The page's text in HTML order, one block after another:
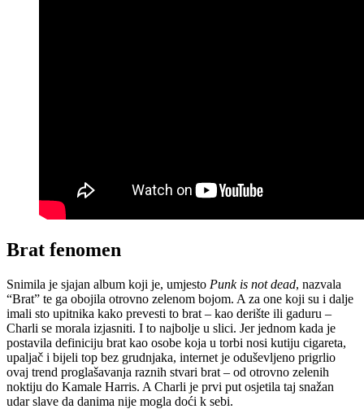
Brat fenomen
Snimila je sjajan album koji je, umjesto Punk is not dead, nazvala
“Brat” te ga obojila otrovno zelenom bojom. A za one koji su i dalje
imali sto upitnika kako prevesti to brat – kao derište ili gaduru –
Charli se morala izjasniti. I to najbolje u slici. Jer jednom kada je
postavila definiciju brat kao osobe koja u torbi nosi kutiju cigareta,
upaljač i bijeli top bez grudnjaka, internet je oduševljeno prigrlio
ovaj trend proglašavanja raznih stvari brat – od otrovno zelenih
noktiju do Kamale Harris. A Charli je prvi put osjetila taj snažan
udar slave da danima nije mogla doći k sebi.